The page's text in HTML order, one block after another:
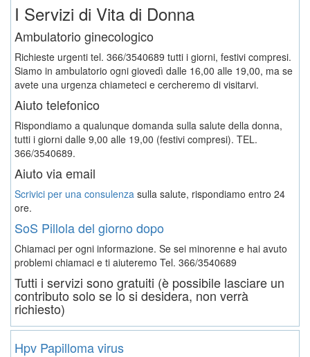
I Servizi di Vita di Donna
Ambulatorio ginecologico
Richieste urgenti tel. 366/3540689 tutti i giorni, festivi compresi.
Siamo in ambulatorio ogni giovedì dalle 16,00 alle 19,00, ma se
avete una urgenza chiameteci e cercheremo di visitarvi.
Aiuto telefonico
Rispondiamo a qualunque domanda sulla salute della donna,
tutti i giorni dalle 9,00 alle 19,00 (festivi compresi). TEL.
366/3540689.
Aiuto via email
Scrivici per una consulenza sulla salute, rispondiamo entro 24
ore.
SoS Pillola del giorno dopo
Chiamaci per ogni informazione. Se sei minorenne e hai avuto
problemi chiamaci e ti aiuteremo Tel. 366/3540689
Tutti i servizi sono gratuiti (è possibile lasciare un
contributo solo se lo si desidera, non verrà
richiesto)
Hpv Papilloma virus